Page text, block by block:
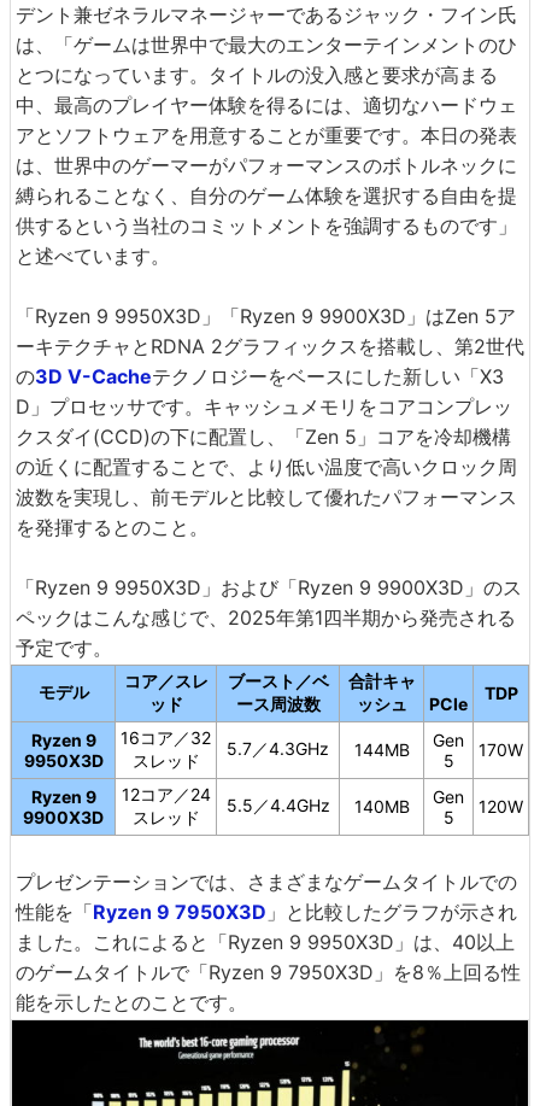
デント兼ゼネラルマネージャーであるジャック・フイン氏
は、「ゲームは世界中で最大のエンターテインメントのひ
とつになっています。タイトルの没入感と要求が高まる
中、最高のプレイヤー体験を得るには、適切なハードウェ
アとソフトウェアを用意することが重要です。本日の発表
は、世界中のゲーマーがパフォーマンスのボトルネックに
縛られることなく、自分のゲーム体験を選択する自由を提
供するという当社のコミットメントを強調するものです」
と述べています。
「Ryzen 9 9950X3D」「Ryzen 9 9900X3D」はZen 5ア
ーキテクチャとRDNA 2グラフィックスを搭載し、第2世代
の3D V-Cacheテクノロジーをベースにした新しい「X3
D」プロセッサです。キャッシュメモリをコアコンプレッ
クスダイ(CCD)の下に配置し、「Zen 5」コアを冷却機構
の近くに配置することで、より低い温度で高いクロック周
波数を実現し、前モデルと比較して優れたパフォーマンス
を発揮するとのこと。
「Ryzen 9 9950X3D」および「Ryzen 9 9900X3D」のス
ペックはこんな感じで、2025年第1四半期から発売される
予定です。
モデル
コア／スレ
ッド
ブースト／ベ
ース周波数
合計キャ
ッシュ
PCIe
TDP
Ryzen 9
9950X3D
16コア／32
スレッド
5.7／4.3GHz 144MB
Gen
5
170W
Ryzen 9
9900X3D
12コア／24
スレッド
5.5／4.4GHz 140MB
Gen
5
120W
プレゼンテーションでは、さまざまなゲームタイトルでの
性能を「Ryzen 9 7950X3D 」と比較したグラフが示され
ました。これによると「Ryzen 9 9950X3D」は、40以上
のゲームタイトルで「Ryzen 9 7950X3D」を8％上回る性
能を示したとのことです。